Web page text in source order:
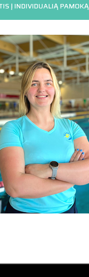
Į INDIVIDUALIĄ PAMOKĄ